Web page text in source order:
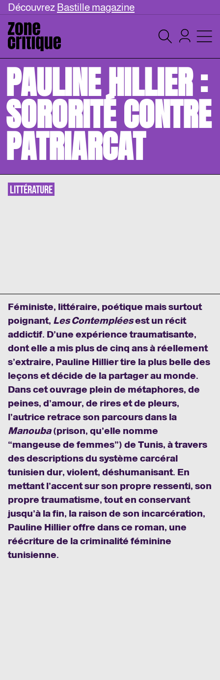
Découvrez Bastille magazine
PAULINE HILLIER :
SORORITÉ CONTRE
PATRIARCAT
LITTÉRATURE
Féministe, littéraire, poétique mais surtout
poignant, Les Contempléesest un récit
addictif. D’une expérience traumatisante,
dont elle a mis plus de cinq ans à réellement
s’extraire, Pauline Hillier tire la plus belle des
leçons et décide de la partager au monde.
Dans cet ouvrage plein de métaphores, de
peines, d’amour, de rires et de pleurs,
l’autrice retrace son parcours dans la
Manouba(prison, qu’elle nomme
“mangeuse de femmes”) de Tunis, à travers
des descriptions du système carcéral
tunisien dur, violent, déshumanisant. En
mettant l’accent sur son propre ressenti, son
propre traumatisme, tout en conservant
jusqu’à la fin, la raison de son incarcération,
Pauline Hillier offre dans ce roman, une
réécriture de la criminalité féminine
tunisienne.